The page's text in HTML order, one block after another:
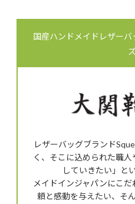
国産ハンドメイドレザーバ
レザーバッグブランド
く、そこに込められた職
していきたい」と
メイドインジャパンにこ
頼と感動を与えたい、そ